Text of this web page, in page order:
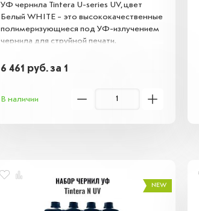
УФ чернила Tintera U-series UV, цвет
Белый WHITE – это высококачественные
полимеризующиеся под УФ-излучением
чернила для струйной печати.
истиранию и влаге покрытие на различных
долговечных изображений и маркировки.
6 461 руб.за 1
В наличии
NEW